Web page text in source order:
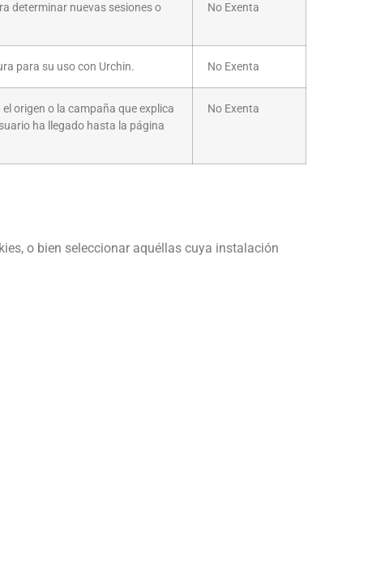
determinar nuevas sesiones o
No Exenta
para su uso con Urchin. No Exenta
origen o la campaña que explica
ha llegado hasta la página
No Exenta
o bien seleccionar aquéllas cuya instalación